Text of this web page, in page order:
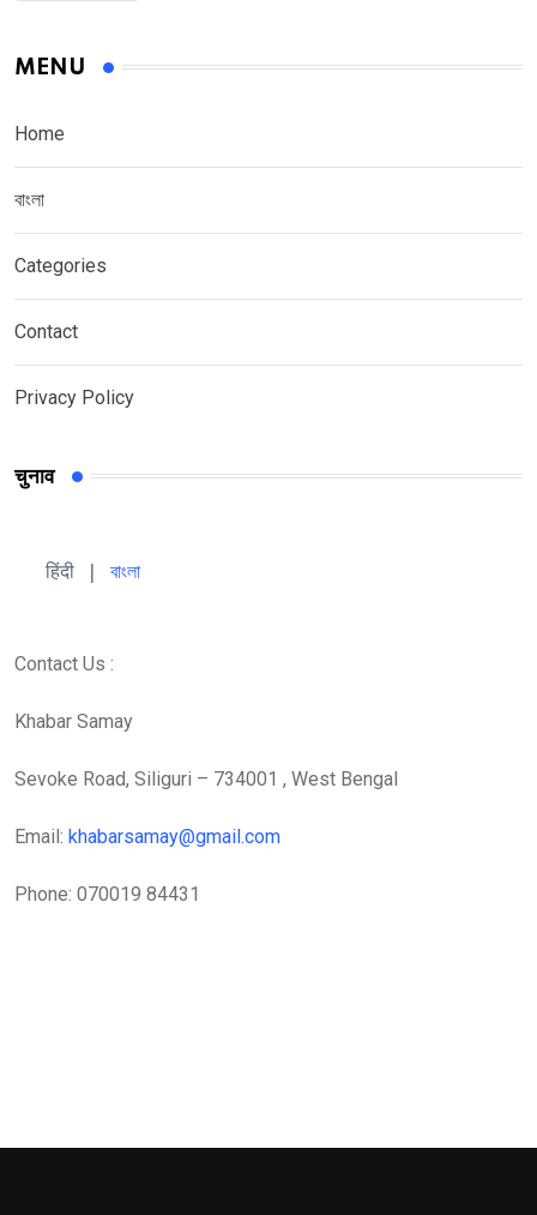
MENU
Home
বাংলা
Categories
Contact
Privacy Policy
चुनाव
हिंदी বাংলা
Contact Us :
Khabar Samay
Sevoke Road, Siliguri – 734001 , West Bengal
Email: khabarsamay@gmail.com
Phone: 070019 84431